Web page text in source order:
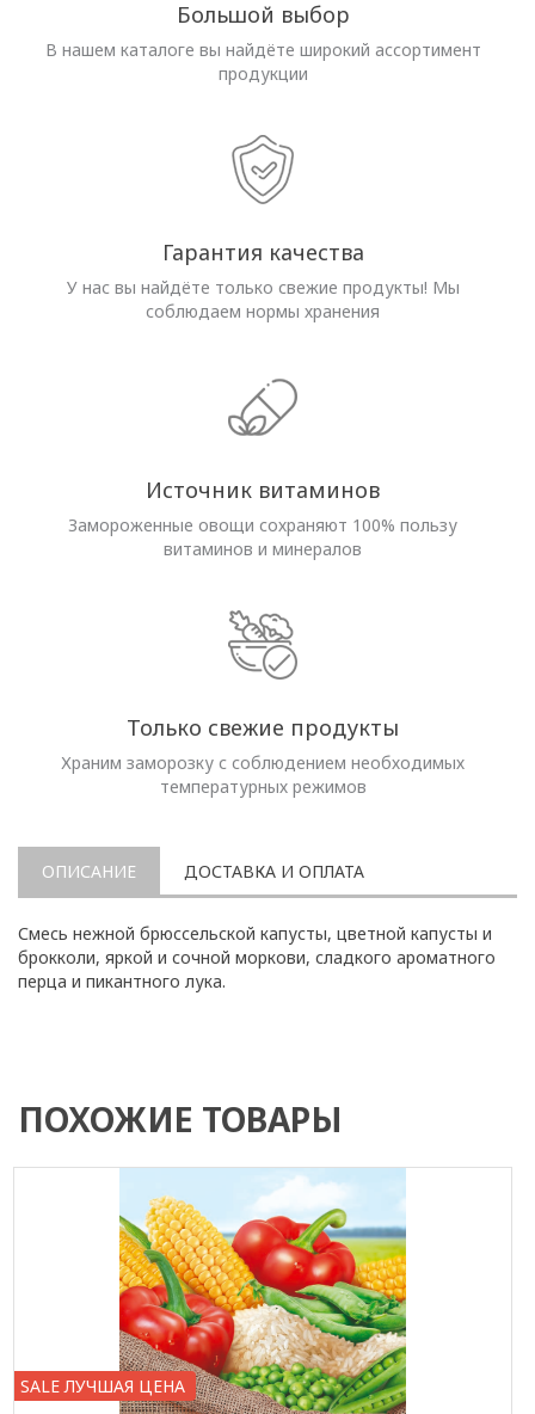
Большой выбор
В нашем каталоге вы найдёте широкий ассортимент
продукции
Гарантия качества
У нас вы найдёте только свежие продукты! Мы
соблюдаем нормы хранения
Источник витаминов
Замороженные овощи сохраняют 100% пользу
витаминов и минералов
Только свежие продукты
Храним заморозку с соблюдением необходимых
температурных режимов
ОПИСАНИЕ ДОСТАВКА И ОПЛАТА
Смесь нежной брюссельской капусты, цветной капусты и
брокколи, яркой и сочной моркови, сладкого ароматного
перца и пикантного лука.
ПОХОЖИЕ ТОВАРЫ
SALE ЛУЧШАЯ ЦЕНА